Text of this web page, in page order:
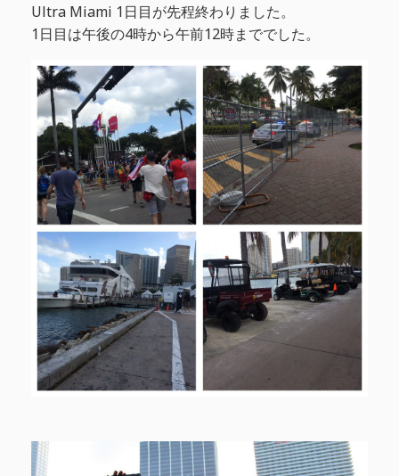
Ultra Miami 1日目が先程終わりました。
1日目は午後の4時から午前12時まででした。